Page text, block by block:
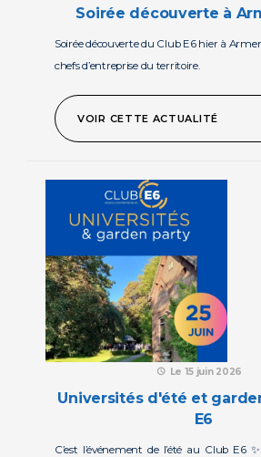
soirée découverte à
Soirée découverte du Club E6 hier à Armentières, aux côtés de
chefs d’entreprise du territoire.
VOIR CETTE ACTUALITÉ
Le 15 juin 2026
Universités d'été et garden party Club
E6
C’est l’événement de l’été au Club E6 ✨ Edition 2026 des